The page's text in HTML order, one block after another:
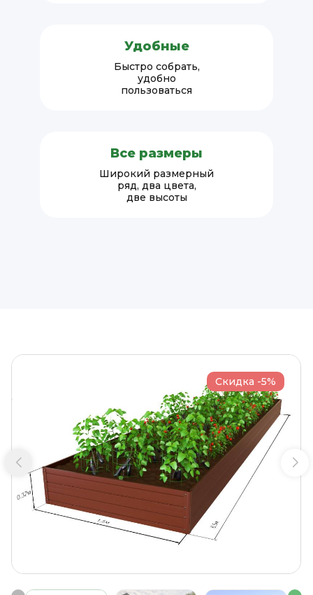
Удобные
Быстро собрать,
удобно
пользоваться
Все размеры
Широкий размерный
ряд, два цвета,
две высоты
Скидка -5%